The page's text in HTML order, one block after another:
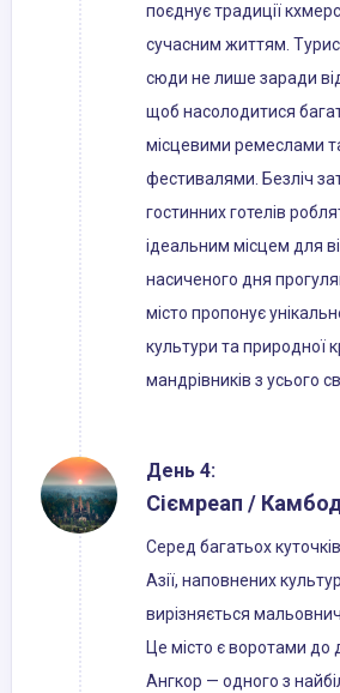
поєднує традиції
сучасним життям.
сюди не лише заради
щоб насолодитися
місцевими ремеслами
фестивалями. Безліч
гостинних готелів
ідеальним місцем для
насиченого дня
місто пропонує
культури та природної
мандрівників з усього
День 4:
Сіємреап /
Серед багатьох
Азії, наповнених
вирізняється
Це місто є воротами до
Ангкор — одного з